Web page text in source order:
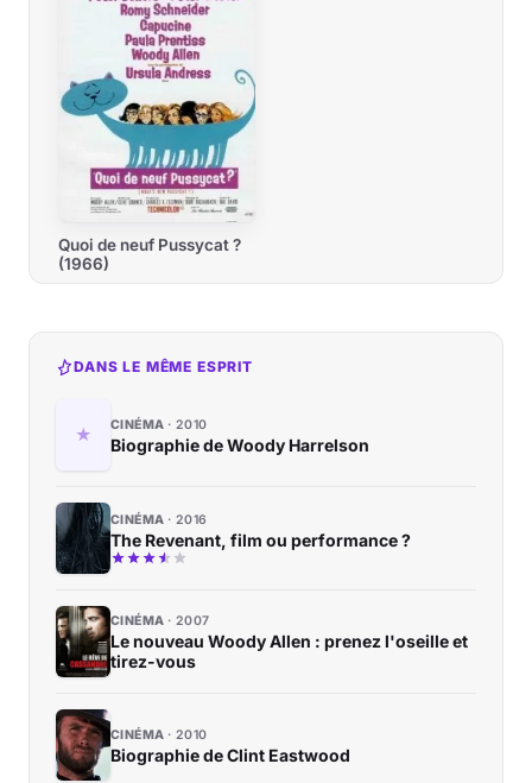
Quoi de neuf Pussycat ?
(1966)
DANS LE MÊME ESPRIT
CINÉMA 2010
Biographie de Woody Harrelson
CINÉMA 2016
The Revenant, film ou performance ?
CINÉMA 2007
Le nouveau Woody Allen : prenez l'oseille et
tirez-vous
CINÉMA 2010
Biographie de Clint Eastwood